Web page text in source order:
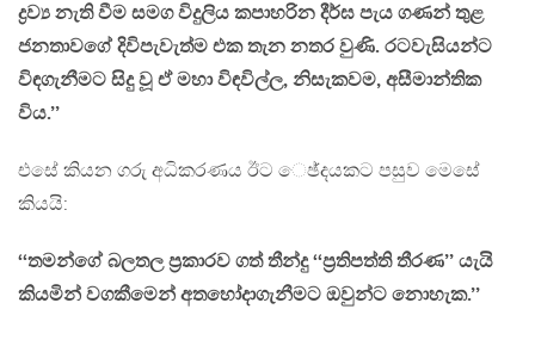
ද්‍රව්‍ය නැති වීම සමග විදුලිය කපාහරින දීර්ඝ පැය ගණන් තුළ
ජනතාවගේ දිවිපැවැත්ම එක තැන නතර වුණි. රටවැසියන්ට
විඳගැනීමට සිදු වූ ඒ මහා විඳවිල්ල, නිසැකවම, අසීමාන්තික
විය.’’
එසේ කියන ගරු අධිකරණය ඊට ෙඡ්දයකට පසුව මෙසේ
කියයි:
‘‘තමන්ගේ බලතල ප්‍රකාරව ගත් තීන්දු ‘‘ප්‍රතිපත්ති තීරණ’’ යැයි
කියමින් වගකීමෙන් අතහෝදාගැනීමට ඔවුන්ට නොහැක.’’